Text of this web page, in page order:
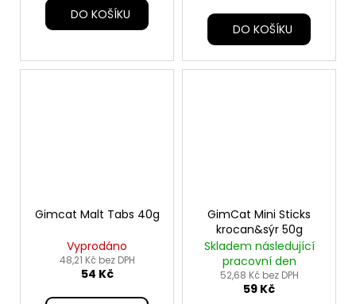
DO KOŠÍKU
DO KOŠÍKU
Gimcat Malt Tabs 40g
Vyprodáno
48,21 Kč bez DPH
54 Kč
GimCat Mini Sticks
krocan&sýr 50g
Skladem následující
pracovní den
52,68 Kč bez DPH
59 Kč